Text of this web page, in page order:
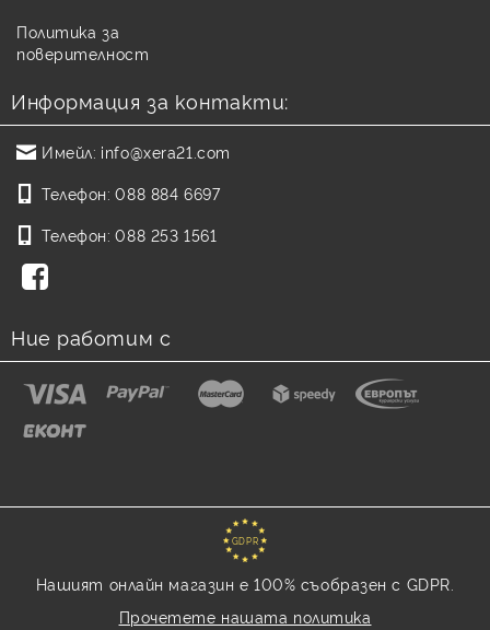
Политика за
поверителност
Информация за контакти:
Имейл: info@xera21.com
Телефон: 088 884 6697
Телефон: 088 253 1561
Ние работим с
GDPR
Нашият онлайн магазин е 100% съобразен с GDPR.
Прочетете нашата политика